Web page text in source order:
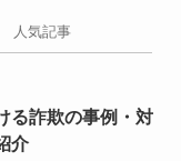
人気記事
る詐欺の事例・対
介